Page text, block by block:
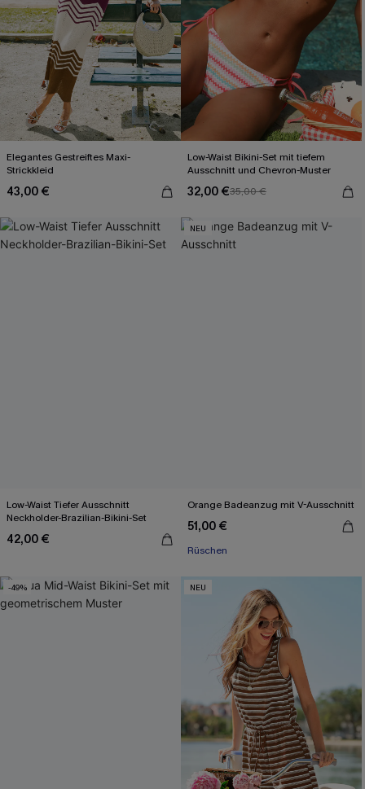
Elegantes Gestreiftes Maxi-
Strickkleid
43,00 €
Low-Waist Bikini-Set mit tiefem
Ausschnitt und Chevron-Muster
32,00 €35,00 €
Low-Waist Tiefer Ausschnitt
Neckholder-Brazilian-Bikini-Set
42,00 €
NEU
Orange Badeanzug mit V-Ausschnitt
51,00 €
Rüschen
-49% NEU